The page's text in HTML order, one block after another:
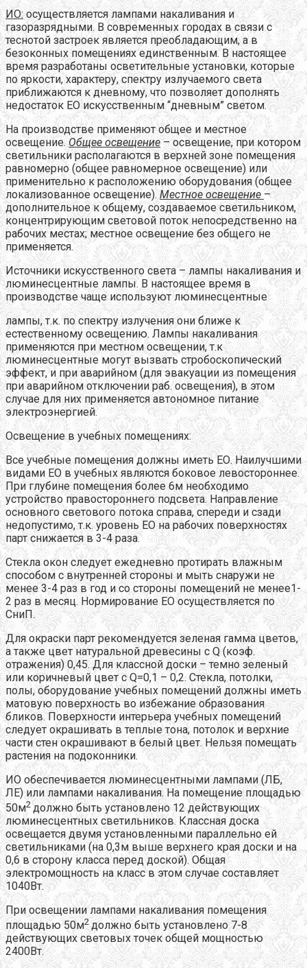
ИО: осуществляется лампами накаливания и
газоразрядными. В современных городах в связи с
теснотой застроек является преобладающим, а в
безоконных помещениях единственным. В настоящее
время разработаны осветительные установки, которые
по яркости, характеру, спектру излучаемого света
приближаются к дневному, что позволяет дополнять
недостаток ЕО искусственным “дневным” светом.
На производстве применяют общее и местное
освещение. Общее освещение – освещение, при котором
светильники располагаются в верхней зоне помещения
равномерно (общее равномерное освещение) или
применительно к расположению оборудования (общее
локализованное освещение). Местное освещение –
дополнительное к общему, создаваемое светильником,
концентрирующим световой поток непосредственно на
рабочих местах; местное освещение без общего не
применяется.
Источники искусственного света – лампы накаливания и
люминесцентные лампы. В настоящее время в
производстве чаще используют люминесцентные
лампы, т.к. по спектру излучения они ближе к
естественному освещению. Лампы накаливания
применяются при местном освещении, т.к
люминесцентные могут вызвать стробоскопический
эффект, и при аварийном (для эвакуации из помещения
при аварийном отключении раб. освещения), в этом
случае для них применяется автономное питание
электроэнергией.
Освещение в учебных помещениях:
Все учебные помещения должны иметь ЕО. Наилучшими
видами ЕО в учебных являются боковое левостороннее.
При глубине помещения более 6м необходимо
устройство правостороннего подсвета. Направление
основного светового потока справа, спереди и сзади
недопустимо, т.к. уровень ЕО на рабочих поверхностях
парт снижается в 3-4 раза.
Стекла окон следует ежедневно протирать влажным
способом с внутренней стороны и мыть снаружи не
менее 3-4 раз в год и со стороны помещений не менее1-
2 раз в месяц. Нормирование ЕО осуществляется по
СниП.
Для окраски парт рекомендуется зеленая гамма цветов,
а также цвет натуральной древесины с Q (коэф.
отражения) 0,45. Для классной доски – темно зеленый
или коричневый цвет с Q=0,1 – 0,2. Стекла, потолки,
полы, оборудование учебных помещений должны иметь
матовую поверхность во избежание образования
бликов. Поверхности интерьера учебных помещений
следует окрашивать в теплые тона, потолок и верхние
части стен окрашивают в белый цвет. Нельзя помещать
растения на подоконники.
ИО обеспечивается люминесцентными лампами (ЛБ,
ЛЕ) или лампами накаливания. На помещение площадью
50м2 должно быть установлено 12 действующих
люминесцентных светильников. Классная доска
освещается двумя установленными параллельно ей
светильниками (на 0,3м выше верхнего края доски и на
0,6 в сторону класса перед доской). Общая
электромощность на класс в этом случае составляет
1040Вт.
При освещении лампами накаливания помещения
площадью 50м2 должно быть установлено 7-8
действующих световых точек общей мощностью
2400Вт.